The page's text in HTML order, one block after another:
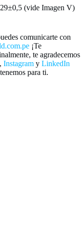
(vide Imagen V)
comunicarte con
¡Te
te agradecemos
, Instagram y LinkedIn
para ti.